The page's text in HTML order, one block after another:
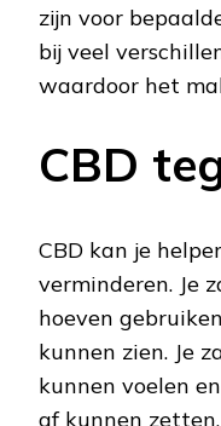
zijn voor
bij veel
waardoor het
CBD
CBD kan je
verminderen. Je
hoeven
kunnen zien. Je
kunnen voelen
af kunnen